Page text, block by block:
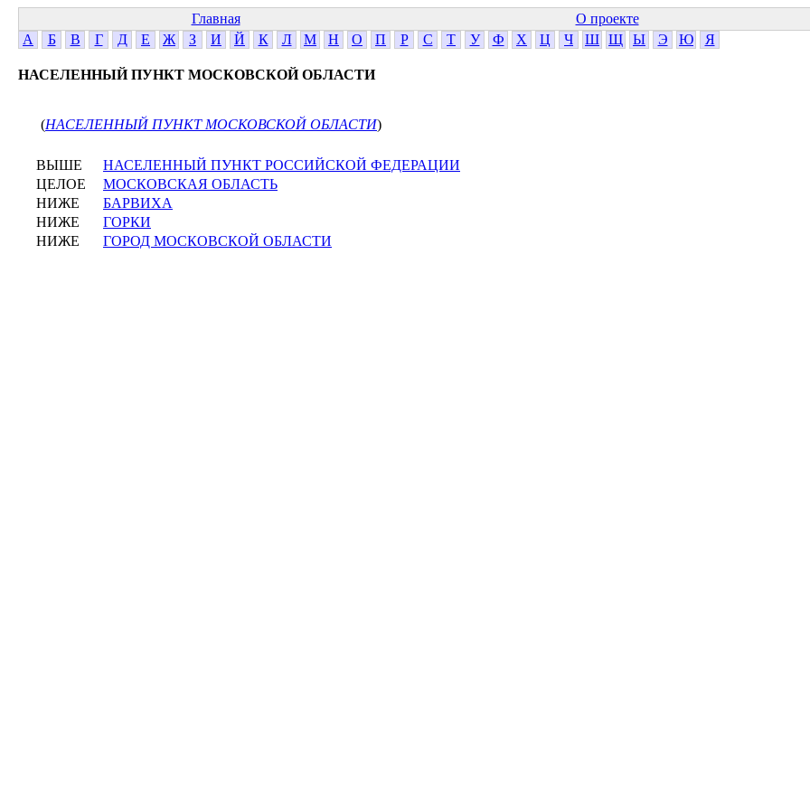
Главная О проекте
А
Б В Г Д Е Ж З И Й К Л М Н О П Р С Т У Ф Х Ц Ч Ш Щ Ы Э Ю Я
НАСЕЛЕННЫЙ ПУНКТ МОСКОВСКОЙ ОБЛАСТИ
(НАСЕЛЕННЫЙ ПУНКТ МОСКОВСКОЙ ОБЛАСТИ)
ВЫШЕ
НАСЕЛЕННЫЙ ПУНКТ РОССИЙСКОЙ ФЕДЕРАЦИИ
ЦЕЛОЕ
МОСКОВСКАЯ ОБЛАСТЬ
НИЖЕ
БАРВИХА
НИЖЕ
ГОРКИ
НИЖЕ
ГОРОД МОСКОВСКОЙ ОБЛАСТИ